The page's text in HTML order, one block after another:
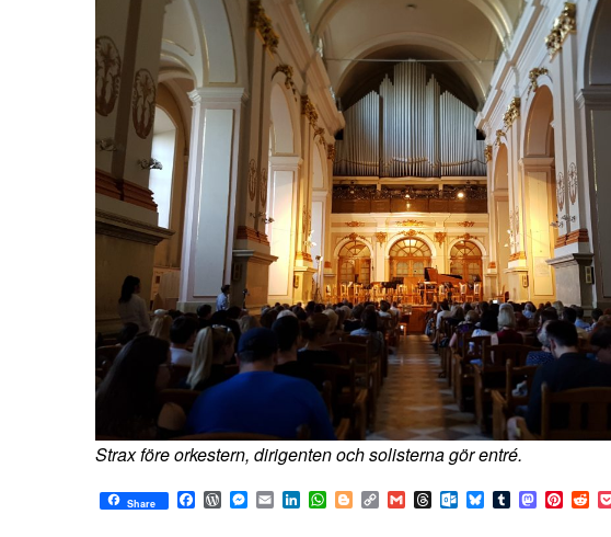
Strax före orkestern, dirigenten och solisterna gör entré.
Share Facebook
WordPress
Messenger
EmailLinkedIn
WhatsApp
BloggerCopy
Link
GmailThreadsOutlook.com
Bluesky
Tumblr